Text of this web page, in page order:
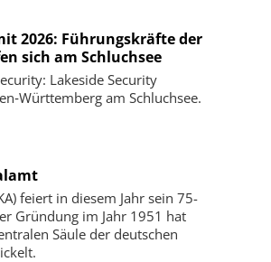
2026: Führungskräfte der
sich am Schluchsee
Lakeside Security
am Schluchsee.
feiert in diesem Jahr sein 75-
Gründung im Jahr 1951 hat
Säule der deutschen